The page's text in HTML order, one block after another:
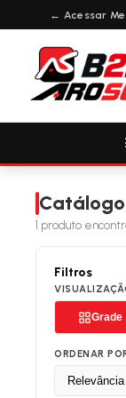
← Acessar
1 produto
Filtros
Grade
ORDENAR